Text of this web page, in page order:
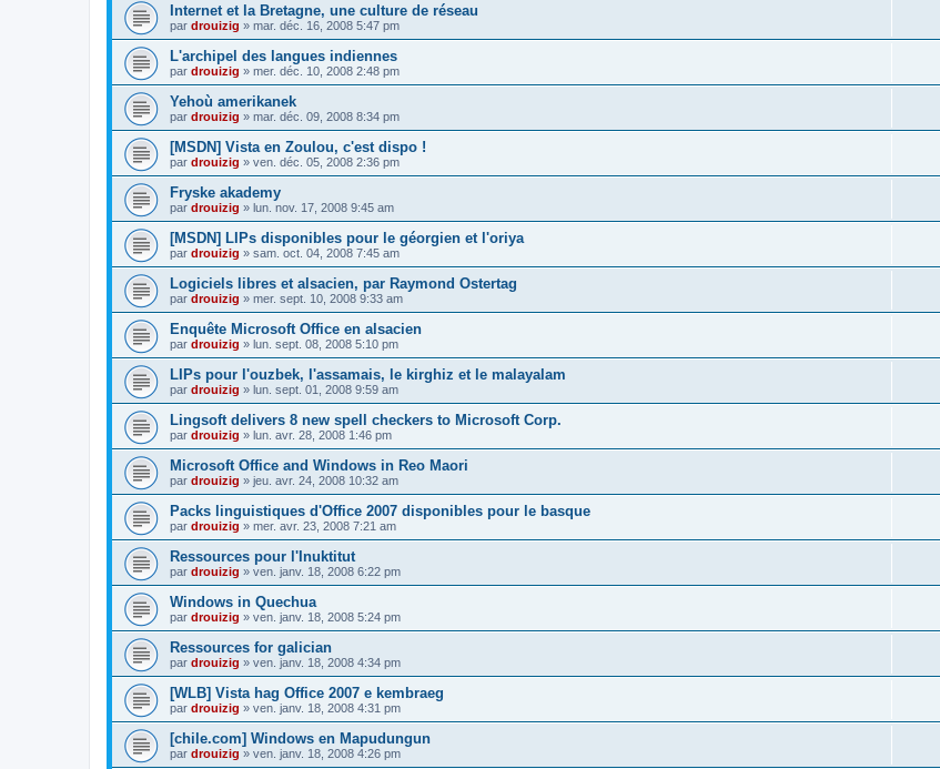
Internet et la Bretagne, une culture de réseau
par drouizig » mar. déc. 16, 2008 5:47 pm
L'archipel des langues indiennes
par drouizig » mer. déc. 10, 2008 2:48 pm
Yehoù amerikanek
par drouizig » mar. déc. 09, 2008 8:34 pm
[MSDN] Vista en Zoulou, c'est dispo !
par drouizig » ven. déc. 05, 2008 2:36 pm
Fryske akademy
par drouizig » lun. nov. 17, 2008 9:45 am
[MSDN] LIPs disponibles pour le géorgien et l'oriya
par drouizig » sam. oct. 04, 2008 7:45 am
Logiciels libres et alsacien, par Raymond Ostertag
par drouizig » mer. sept. 10, 2008 9:33 am
Enquête Microsoft Office en alsacien
par drouizig » lun. sept. 08, 2008 5:10 pm
LIPs pour l'ouzbek, l'assamais, le kirghiz et le malayalam
par drouizig » lun. sept. 01, 2008 9:59 am
Lingsoft delivers 8 new spell checkers to Microsoft Corp.
par drouizig » lun. avr. 28, 2008 1:46 pm
Microsoft Office and Windows in Reo Maori
par drouizig » jeu. avr. 24, 2008 10:32 am
Packs linguistiques d'Office 2007 disponibles pour le basque
par drouizig » mer. avr. 23, 2008 7:21 am
Ressources pour l'Inuktitut
par drouizig » ven. janv. 18, 2008 6:22 pm
Windows in Quechua
par drouizig » ven. janv. 18, 2008 5:24 pm
Ressources for galician
par drouizig » ven. janv. 18, 2008 4:34 pm
[WLB] Vista hag Office 2007 e kembraeg
par drouizig » ven. janv. 18, 2008 4:31 pm
[chile.com] Windows en Mapudungun
par drouizig » ven. janv. 18, 2008 4:26 pm